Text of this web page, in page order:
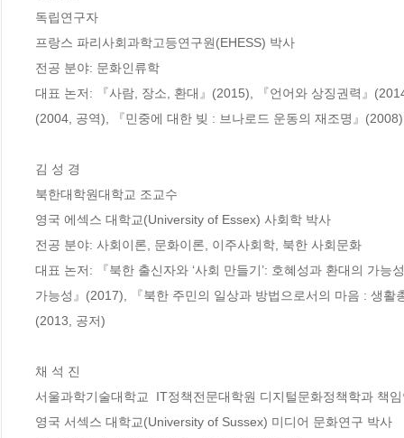
독립연구자
프랑스 파리사회과학고등연구원(EHESS) 박사
전공 분야: 문화인류학
대표 논저: 『사람, 장소, 환대』(2015), 『언어와 상징권력』
(2004, 공역), 『민중에 대한 빚 : 브나로드 운동의 재조명』
김 성 경
북한대학원대학교 조교수
영국 에섹스 대학교(University of Essex) 사회학 박사
전공 분야: 사회이론, 문화이론, 이주사회학, 북한 사회문화
대표 논저: 『북한 출신자와 ‘사회 만들기’: 호혜성과 환대의 가
가능성』(2017), 『북한 주민의 일상과 방법으로서의 마음 : 생
(2013, 공저)
채 석 진
서울과학기술대학교  IT정책전문대학원 디지털문화정책학과 책
영국 서섹스 대학교(University of Sussex) 미디어 문화연구 박사